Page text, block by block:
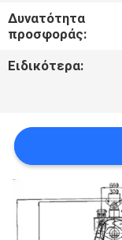
ΕΙΔΉΣΕΙΣ
CONTACT
US
SITEMAP
Δυνατότητα
προσφοράς:
Ειδικότερα: